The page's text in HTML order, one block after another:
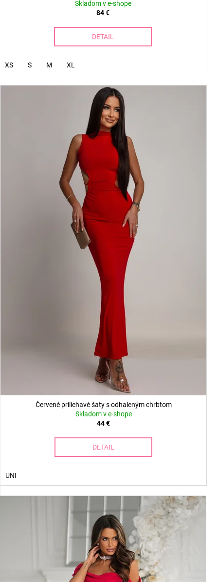
Skladom v e-shope
84 €
DETAIL
XS S M XL
Červené priliehavé šaty s odhaleným chrbtom
Skladom v e-shope
44 €
DETAIL
UNI